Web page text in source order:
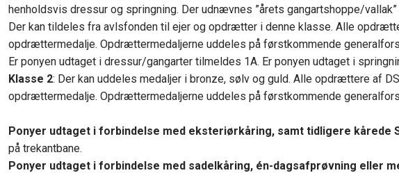
henholdsvis dressur og springning. Der udnævnes ”årets gangartshoppe/
Der kan tildeles fra avlsfonden til ejer og opdrætter i denne klasse. Alle
opdrættermedalje. Opdrættermedaljerne uddeles på førstkommende
Er ponyen udtaget i dressur/gangarter tilmeldes 1A. Er ponyen udtaget i
Klasse 2: Der kan uddeles medaljer i bronze, sølv og guld. Alle opdrættere af
opdrættermedalje. Opdrættermedaljerne uddeles på førstkommende
Ponyer udtaget i forbindelse med eksteriørkåring, samt tidligere kårede
på trekantbane.
Ponyer udtaget i forbindelse med sadelkåring, én-dagsafprøvning eller